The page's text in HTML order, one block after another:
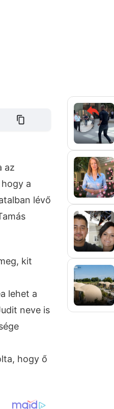
az
a
lévő
kit
lehet a
neve is
hogy ő